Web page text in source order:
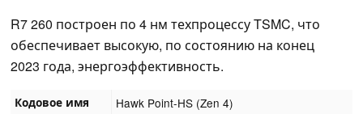
R7 260 построен по 4 нм техпроцессу TSMC, что
обеспечивает высокую, по состоянию на конец
2023 года, энергоэффективность.
Кодовое имя Hawk Point-HS (Zen 4)